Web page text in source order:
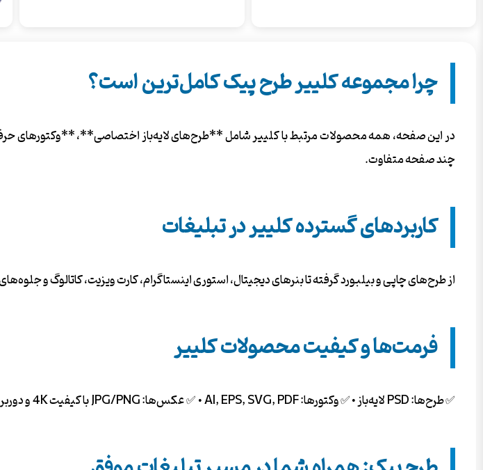
چرا مجموعه کلییر طرح پیک کامل‌ترین است؟
در این صفحه، همه محصولات مرتبط با کلییر شامل **طرح‌های لایه‌باز اختصاصی**، **وکتورهای
چند صفحه متفاوت.
کاربردهای گسترده کلییر در تبلیغات
از طرح‌های چاپی و بیلبورد گرفته تا بنرهای دیجیتال، استوری اینستاگرام، کارت ویزیت، کاتالوگ و
فرمت‌ها و کیفیت محصولات کلییر
✅ طرح‌ها: PSD لایه‌باز • ✅ وکتورها: AI, EPS, SVG, PDF • ✅ عکس‌ها: JPG/PNG با کیفیت 4K و دوربری شده. همه فایل‌ها بدون واترمارک و آماده دانلود فوری.